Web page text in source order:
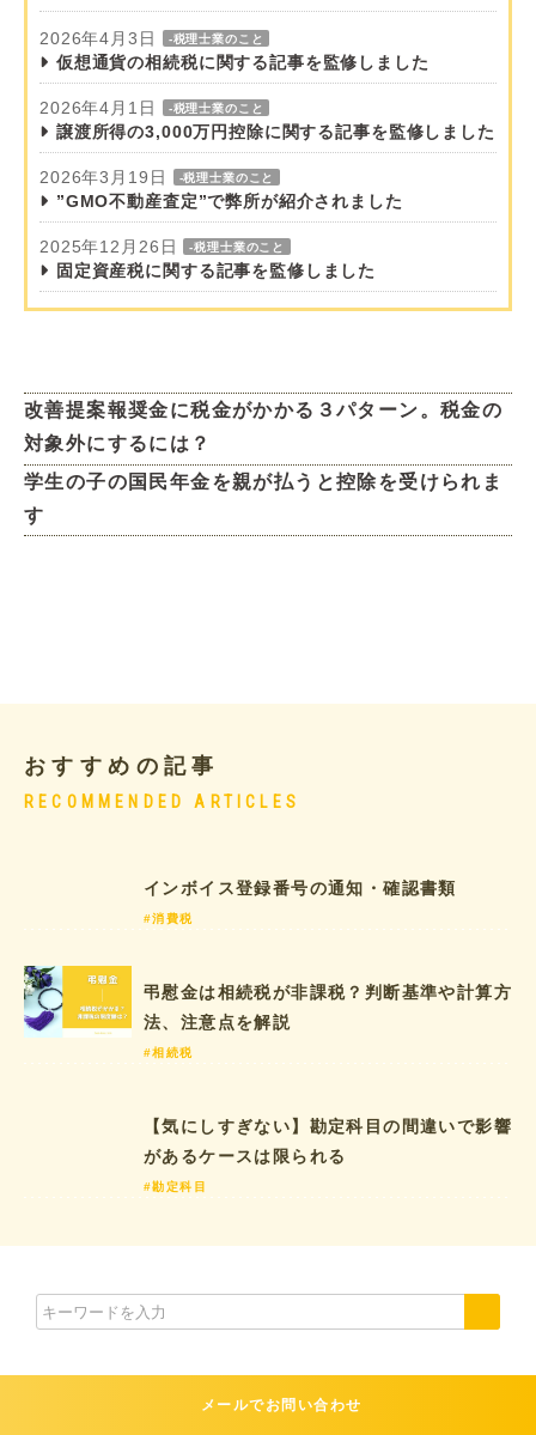
2026年4月3日 -税理士業のこと
仮想通貨の相続税に関する記事を監修しました
2026年4月1日 -税理士業のこと
譲渡所得の3,000万円控除に関する記事を監修しました
2026年3月19日 -税理士業のこと
”GMO不動産査定”で弊所が紹介されました
2025年12月26日 -税理士業のこと
固定資産税に関する記事を監修しました
改善提案報奨金に税金がかかる３パターン。税金の
対象外にするには？
学生の子の国民年金を親が払うと控除を受けられま
す
おすすめの記事
RECOMMENDED ARTICLES
インボイス登録番号の通知・確認書類
#消費税
弔慰金は相続税が非課税？判断基準や計算方
法、注意点を解説
#相続税
【気にしすぎない】勘定科目の間違いで影響
があるケースは限られる
#勘定科目
コラムテーマメールでお問い合わせ